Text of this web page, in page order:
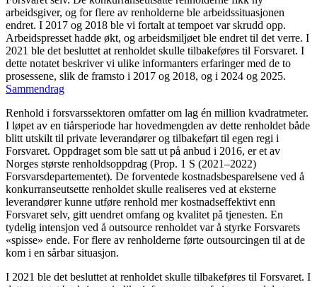
arbeidsgiver, og for flere av renholderne ble arbeidssituasjonen
endret. I 2017 og 2018 ble vi fortalt at tempoet var skrudd opp.
Arbeidspresset hadde økt, og arbeidsmiljøet ble endret til det verre. I
2021 ble det besluttet at renholdet skulle tilbakeføres til Forsvaret. I
dette notatet beskriver vi ulike informanters erfaringer med de to
prosessene, slik de framsto i 2017 og 2018, og i 2024 og 2025.
Sammendrag
Renhold i forsvarssektoren omfatter om lag én million kvadratmeter.
I løpet av en tiårsperiode har hovedmengden av dette renholdet både
blitt utskilt til private leverandører og tilbakeført til egen regi i
Forsvaret. Oppdraget som ble satt ut på anbud i 2016, er et av
Norges største renholdsoppdrag (Prop. 1 S (2021–2022)
Forsvarsdepartementet). De forventede kostnadsbesparelsene ved å
konkurranseutsette renholdet skulle realiseres ved at eksterne
leverandører kunne utføre renhold mer kostnadseffektivt enn
Forsvaret selv, gitt uendret omfang og kvalitet på tjenesten. En
tydelig intensjon ved å outsource renholdet var å styrke Forsvarets
«spisse» ende. For flere av renholderne førte outsourcingen til at de
kom i en sårbar situasjon.
I 2021 ble det besluttet at renholdet skulle tilbakeføres til Forsvaret. I